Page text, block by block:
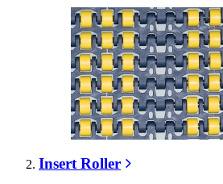
Insert Roller